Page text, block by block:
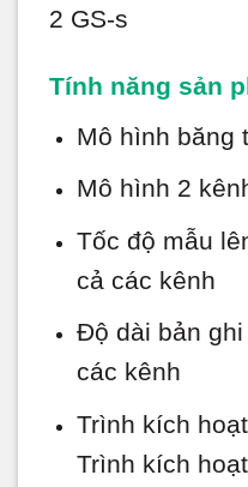
Tính năng sản
Mô hình băng
Mô hình 2
Tốc độ mẫu
cả các kênh
Độ dài bản
các kênh
Trình kích
Trình kích